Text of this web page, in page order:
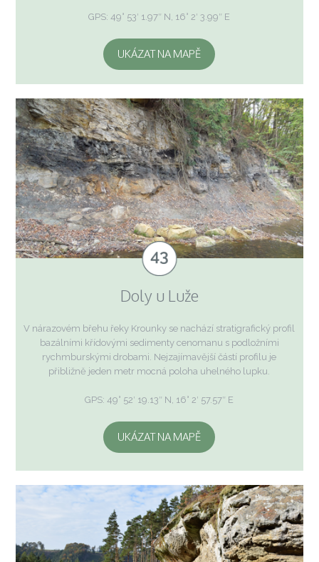
GPS: 49° 53′ 1.97″ N, 16° 2′ 3.99″ E
UKÁZAT NA MAPĚ
Doly u Luže
V nárazovém břehu řeky Krounky se nachází stratigrafický profil
bazálními křídovými sedimenty cenomanu s podložními
rychmburskými drobami. Nejzajímavější částí profilu je
přibližně jeden metr mocná poloha uhelného lupku.
GPS: 49° 52′ 19.13″ N, 16° 2′ 57.57″ E
UKÁZAT NA MAPĚ